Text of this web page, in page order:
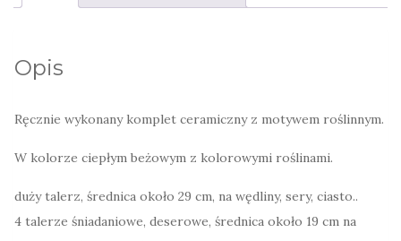
jasne
z
zielenią
Opis
Ręcznie wykonany komplet ceramiczny z motywem roślinnym.
W kolorze ciepłym beżowym z kolorowymi roślinami.
duży talerz, średnica około 29 cm, na wędliny, sery, ciasto..
4 talerze śniadaniowe, deserowe, średnica około 19 cm na